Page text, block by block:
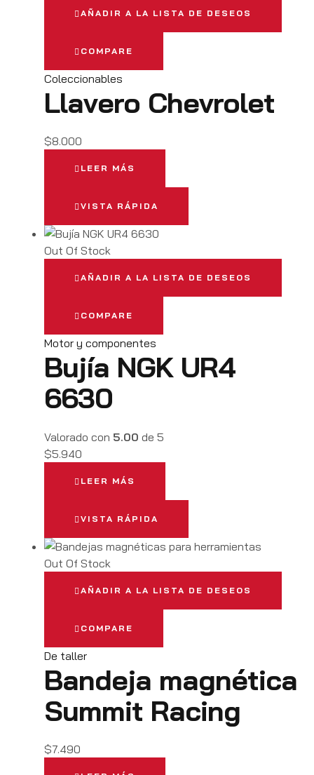
AÑADIR A LA LISTA DE DESEOS
COMPARE
Coleccionables
Llavero Chevrolet
$8.000
LEER MÁS
VISTA RÁPIDA
Out Of Stock
AÑADIR A LA LISTA DE DESEOS
COMPARE
Motor y componentes
Bujía NGK UR4
6630
Valorado con 5.00 de 5
$5.940
LEER MÁS
VISTA RÁPIDA
Out Of Stock
AÑADIR A LA LISTA DE DESEOS
COMPARE
De taller
Bandeja magnética
Summit Racing
$7.490